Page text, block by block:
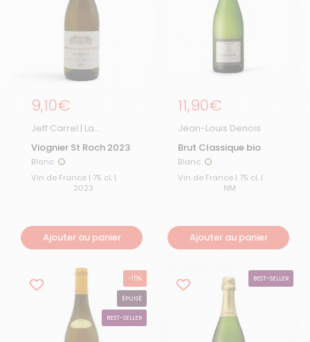
Prix régulier
9,10€
Jeff Carrel | La
Viognier St Roch 2023
Blanc Blanc
Vin de France | 75 cL |
2023
Ajouter au panier
Prix régulier
11,90€
Jean-Louis Denois
Brut Classique bio
Blanc Blanc
Vin de France | 75 cL |
NM
Ajouter au panier
-15%
ÉPUISÉ
BEST-SELLER
BEST-SELLER